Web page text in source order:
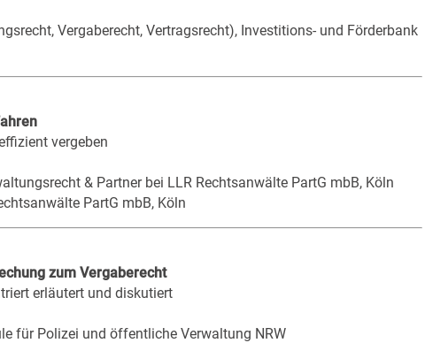
Vergaberecht, Vertragsrecht), Investitions- und Förderbank
vergeben
& Partner bei LLR Rechtsanwälte PartG mbB, Köln
PartG mbB, Köln
zum Vergaberecht
erläutert und diskutiert
für Polizei und öffentliche Verwaltung NRW